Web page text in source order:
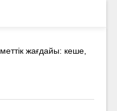
жағдайы: кеше,